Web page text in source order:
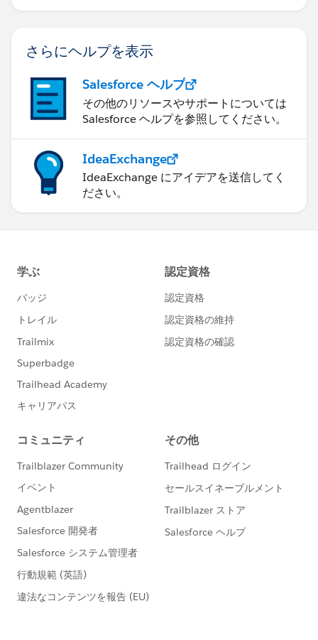
さらにヘルプを表示
Salesforce ヘルプ
その他のリソースやサポートについては
Salesforce ヘルプを参照してください。
IdeaExchange
IdeaExchange にアイデアを送信してく
ださい。